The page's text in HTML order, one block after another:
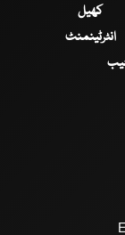
کھیل
انٹرٹینمنٹ